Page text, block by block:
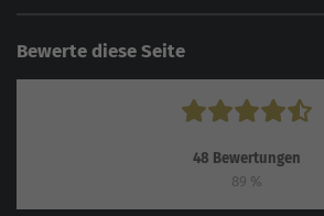
Bewerte diese Seite
48 Bewertungen
89 %